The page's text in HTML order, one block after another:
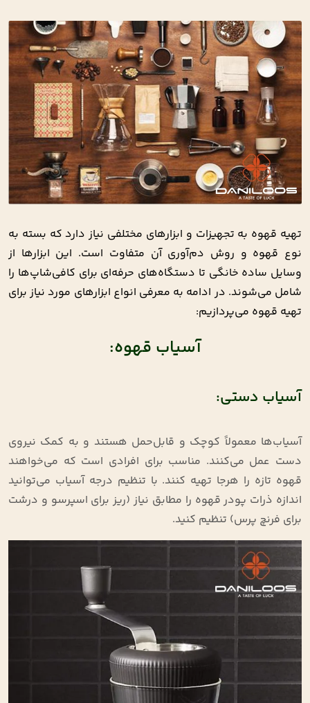
تهیه قهوه به تجهیزات و ابزارهای مختلفی نیاز دارد که بسته به
نوع قهوه و روش دم‌آوری آن متفاوت است. این ابزارها از
وسایل ساده خانگی تا دستگاه‌های حرفه‌ای برای کافی‌شاپ‌ها را
شامل می‌شوند. در ادامه به معرفی انواع ابزارهای مورد نیاز برای
تهیه قهوه می‌پردازیم:
آسیاب قهوه:
آسیاب دستی:
آسیاب‌ها معمولاً کوچک و قابل‌حمل هستند و به کمک نیروی
دست عمل می‌کنند. مناسب برای افرادی است که می‌خواهند
قهوه تازه را هرجا تهیه کنند. با تنظیم درجه آسیاب می‌توانید
اندازه ذرات پودر قهوه را مطابق نیاز (ریز برای اسپرسو و درشت
برای فرنچ پرس) تنظیم کنید.